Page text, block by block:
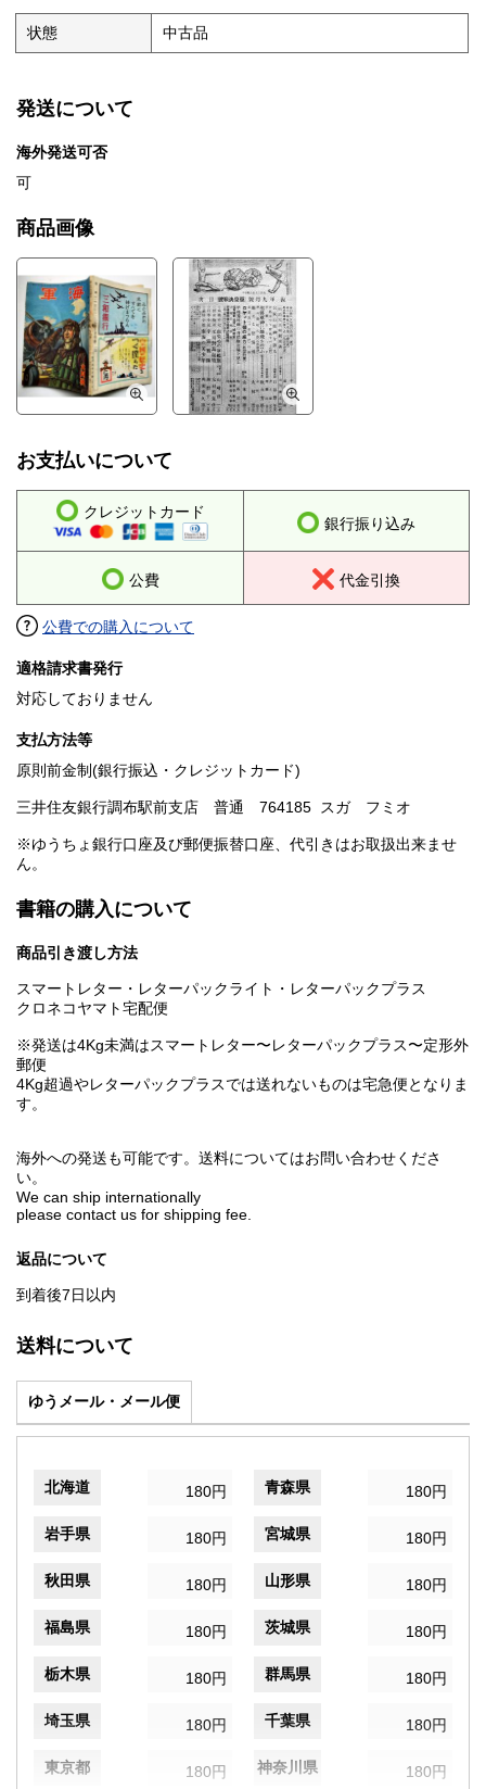
状態 中古品
発送について
海外発送可否
可
商品画像
お支払いについて
クレジットカード
銀行振り込み
公費 代金引換
公費での購入について
適格請求書発行
対応しておりません
支払方法等
原則前金制(銀行振込・クレジットカード)
三井住友銀行調布駅前支店 普通 764185 スガ フミオ
※ゆうちょ銀行口座及び郵便振替口座、代引きはお取扱出来ませ
ん。
書籍の購入について
商品引き渡し方法
スマートレター・レターパックライト・レターパックプラス
クロネコヤマト宅配便
※発送は4Kg未満はスマートレター〜レターパックプラス〜定形外
郵便
4Kg超過やレターパックプラスでは送れないものは宅急便となりま
す。
海外への発送も可能です。送料についてはお問い合わせくださ
い。
We can ship internationally
please contact us for shipping fee.
返品について
到着後7日以内
送料について
ゆうメール・メール便
北海道 180円 青森県 180円
岩手県 180円 宮城県 180円
秋田県 180円 山形県 180円
福島県 180円 茨城県 180円
栃木県 180円 群馬県 180円
埼玉県 180円 千葉県 180円
東京都 180円 神奈川県 180円